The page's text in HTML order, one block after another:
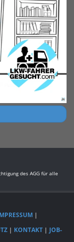
des AGG für alle
|
| KONTAKT | JOB-